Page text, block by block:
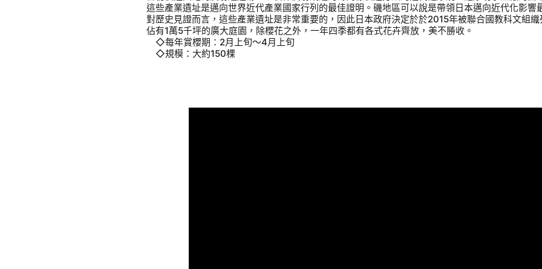
這些產業遺址是邁向世界近代產業國家行列的最佳證明。磯地區可以說是帶領日本邁向近代化影響
對歷史見證而言，這些產業遺址是非常重要的，因此日本政府決定於於2015年被聯合國教科文組織
佔有1萬5千坪的廣大庭園，除櫻花之外，一年四季都有各式花卉齊放，美不勝收。
◇每年賞櫻期：2月上旬～4月上旬
◇規模：大約150棵